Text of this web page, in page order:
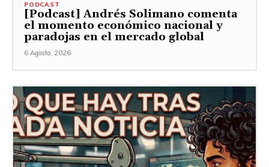
PODCAST
[Podcast] Andrés Solimano comenta
el momento económico nacional y
paradojas en el mercado global
6 Agosto, 2026